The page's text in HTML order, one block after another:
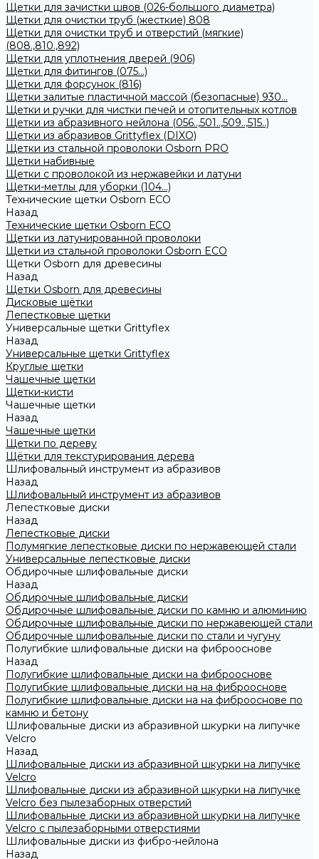
Щетки для зачистки швов (026-большого диаметра)
Щетки для очистки труб (жесткие) 808
Щетки для очистки труб и отверстий (мягкие)
(808.,810.,892)
Щетки для уплотнения дверей (906)
Щетки для фитингов (075...)
Щетки для форсунок (816)
Щетки залитые пластичной массой (безопасные) 930...
Щетки и ручки для чистки печей и отопительных котлов
Щетки из абразивного нейлона (056..,501..,509..,515..)
Щетки из абразивов Grittyflex (DIXO)
Щетки из стальной проволоки Osborn PRO
Щетки набивные
Щетки с проволокой из нержавейки и латуни
Щетки-метлы для уборки (104...)
Технические щетки Osborn ЕСО
Назад
Технические щетки Osborn ЕСО
Щетки из латунированной проволоки
Щетки из стальной проволоки Osborn ECO
Щетки Osborn для древесины
Назад
Щетки Osborn для древесины
Дисковые щётки
Лепестковые щетки
Универсальные щетки Grittyflex
Назад
Универсальные щетки Grittyflex
Круглые щетки
Чашечные щетки
Щетки-кисти
Чашечные щетки
Назад
Чашечные щетки
Щетки по дереву
Щётки для текстурирования дерева
Шлифовальный инструмент из абразивов
Назад
Шлифовальный инструмент из абразивов
Лепестковые диски
Назад
Лепестковые диски
Полумягкие лепестковые диски по нержавеющей стали
Универсальные лепестковые диски
Обдирочные шлифовальные диски
Назад
Обдирочные шлифовальные диски
Обдирочные шлифовальные диски по камню и алюминию
Обдирочные шлифовальные диски по нержавеющей стали
Обдирочные шлифовальные диски по стали и чугуну
Полугибкие шлифовальные диски на фиброоснове
Назад
Полугибкие шлифовальные диски на фиброоснове
Полугибкие шлифовальные диски на на фиброоснове
Полугибкие шлифовальные диски на на фиброоснове по
камню и бетону
Шлифовальные диски из абразивной шкурки на липучке
Velcro
Назад
Шлифовальные диски из абразивной шкурки на липучке
Velcro
Шлифовальные диски из абразивной шкурки на липучке
Velcro без пылезаборных отверстий
Шлифовальные диски из абразивной шкурки на липучке
Velcro с пылезаборными отверстиями
Шлифовальные диски из фибро-нейлона
Назад